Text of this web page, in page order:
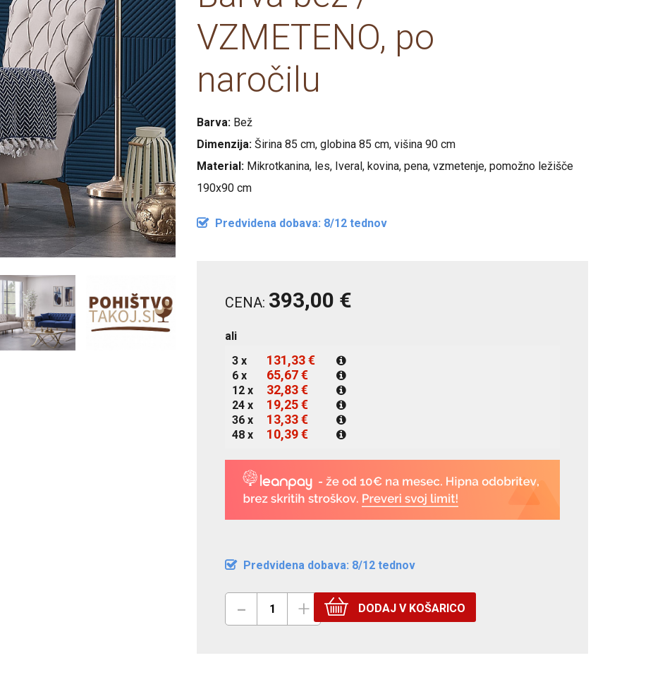
Postelje 180x200
Postelje 200x200
Komplet spalnice
Omare
Predalniki
Poličniki
VZMETENO, po
naročilu
Barva: Bež
Dimenzija: Širina 85 cm, globina 85 cm, višina 90 cm
Material: Mikrotkanina, les, Iveral, kovina, pena, vzmetenje, pomožno ležišče
190x90 cm
Predvidena dobava: 8/12 tednov
CENA: 393,00 €
ali
3 x
131,33 €
6 x 65,67 €
12 x 32,83 €
24 x 19,25 €
36 x 13,33 €
48 x 10,39 €
Predvidena dobava: 8/12 tednov
- + DODAJ V KOŠARICO